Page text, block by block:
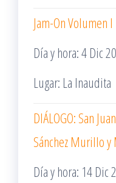
Jam-On Volumen
Día y hora: 4 Dic
Lugar: La Inaudita
DIÁLOGO: San
Sánchez Murillo
Día y hora: 14 Dic